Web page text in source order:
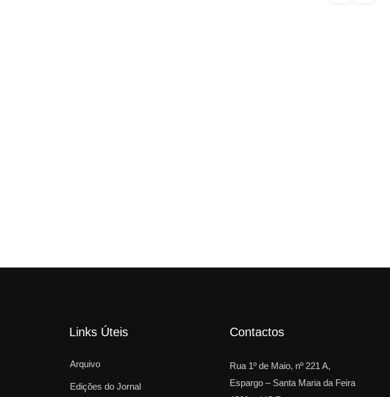
Links Úteis
Arquivo
Edições do Jornal
Contactos
Rua 1º de Maio, nº 221 A,
Espargo – Santa Maria da Feira